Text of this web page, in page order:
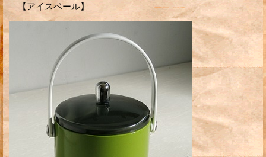
【アイスペール】